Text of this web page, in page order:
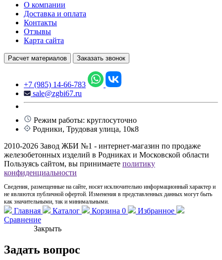
О компании
Доставка и оплата
Контакты
Отзывы
Карта сайта
Расчет материалов Заказать звонок
+7 (985) 14-66-783
sale@zgbi67.ru
Режим работы: круглосуточно
Родники, Трудовая улица, 10к8
2010-2026 Завод ЖБИ №1 - интернет-магазин по продаже
железобетонных изделий в Родниках и Московской области
Пользуясь сайтом, вы принимаете политику
конфиденциальности
Сведения, размещенные на сайте, носят исключительно информационный характер и
не являются публичной офертой. Изменения в представленных данных могут быть
как значительными, так и минимальными.
Главная Каталог Корзина 0
Избранное
Сравнение
Закрыть
Задать вопрос